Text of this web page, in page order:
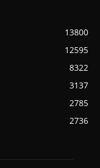
13800
12595
8322
3137
2785
2736